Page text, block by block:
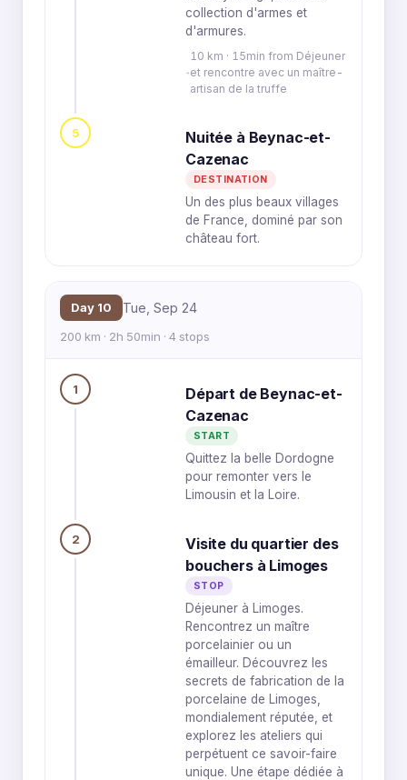
collection d'armes et
d'armures.
10 km · 15min from Déjeuner
et rencontre avec un maître-
artisan de la truffe
5
Nuitée à Beynac-et-
Cazenac
DESTINATION
Un des plus beaux villages
de France, dominé par son
château fort.
Day 10 Tue, Sep 24
200 km · 2h 50min · 4 stops
1
Départ de Beynac-et-
Cazenac
START
Quittez la belle Dordogne
pour remonter vers le
Limousin et la Loire.
2
Visite du quartier des
bouchers à Limoges
STOP
Déjeuner à Limoges.
Rencontrez un maître
porcelainier ou un
émailleur. Découvrez les
secrets de fabrication de la
porcelaine de Limoges,
mondialement réputée, et
explorez les ateliers qui
perpétuent ce savoir-faire
unique. Une étape dédiée à